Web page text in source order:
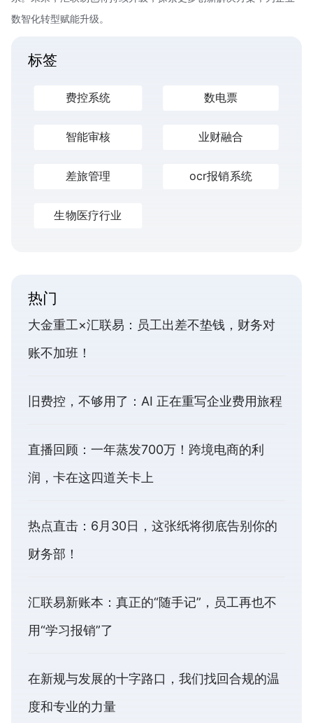
数智化转型赋能升级。
标签
费控系统 数电票
智能审核 业财融合
差旅管理 ocr报销系统
生物医疗行业
热门
大金重工×汇联易：员工出差不垫钱，财务对
账不加班！
旧费控，不够用了：AI 正在重写企业费用旅程
直播回顾：一年蒸发700万！跨境电商的利
润，卡在这四道关卡上
热点直击：6月30日，这张纸将彻底告别你的
财务部！
汇联易新账本：真正的“随手记”，员工再也不
用“学习报销”了
在新规与发展的十字路口，我们找回合规的温
度和专业的力量